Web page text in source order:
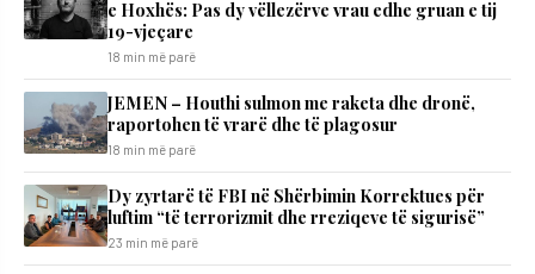
e Hoxhës: Pas dy vëllezërve vrau edhe gruan e tij
19-vjeçare
18 min më parë
JEMEN – Houthi sulmon me raketa dhe dronë,
raportohen të vrarë dhe të plagosur
18 min më parë
Dy zyrtarë të FBI në Shërbimin Korrektues për
luftim “të terrorizmit dhe rreziqeve të sigurisë”
23 min më parë